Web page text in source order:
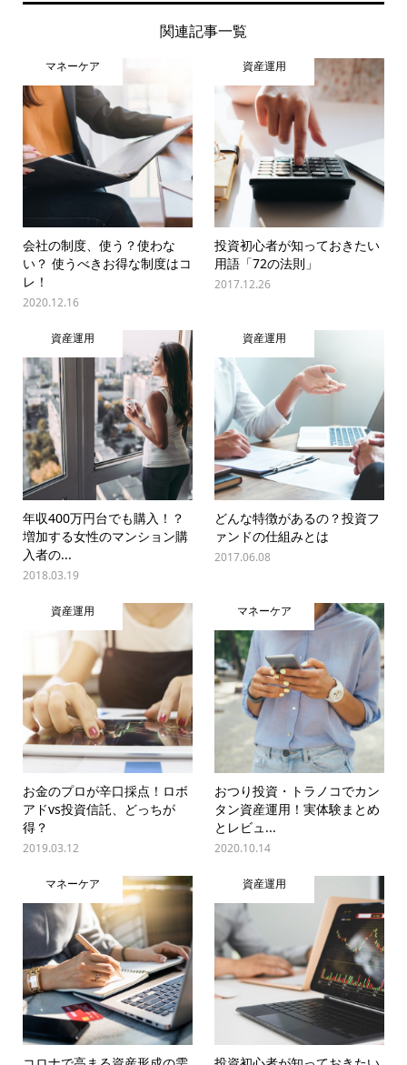
関連記事一覧
マネーケア
会社の制度、使う？使わな
い？ 使うべきお得な制度はコ
レ！
2020.12.16
資産運用
投資初心者が知っておきたい
用語「72の法則」
2017.12.26
資産運用
年収400万円台でも購入！？
増加する女性のマンション購
入者の...
2018.03.19
資産運用
どんな特徴があるの？投資フ
ァンドの仕組みとは
2017.06.08
資産運用
お金のプロが辛口採点！ロボ
アドvs投資信託、どっちが
得？
2019.03.12
マネーケア
おつり投資・トラノコでカン
タン資産運用！実体験まとめ
とレビュ...
2020.10.14
マネーケア 資産運用